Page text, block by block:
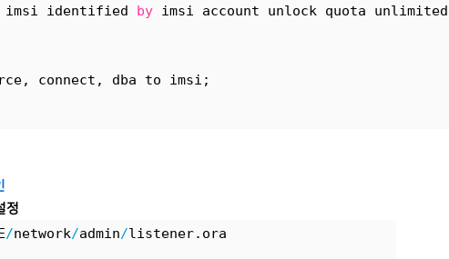
imsi identified by imsi account unlock quota unlimited
connect, dba to imsi;
정
/network/admin/listener.ora